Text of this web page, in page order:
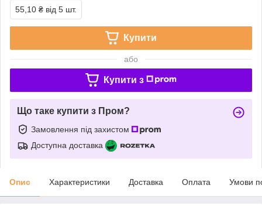
55,10 ₴ від 5 шт.
Купити
або
Купити з
Що таке купити з Пром?
Замовлення під захистом
Доступна доставка
Опис Характеристики Доставка Оплата Умови